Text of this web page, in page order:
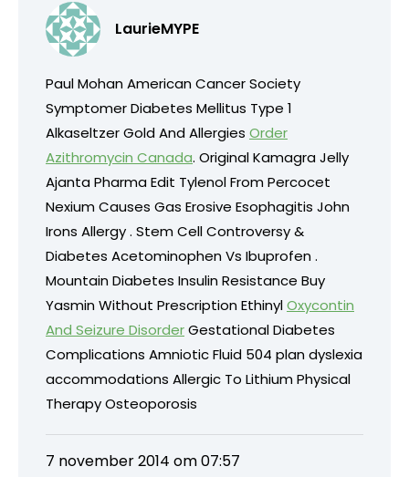
LaurieMYPE
Paul Mohan American Cancer Society
Symptomer Diabetes Mellitus Type 1
Alkaseltzer Gold And Allergies Order
Azithromycin Canada. Original Kamagra Jelly
Ajanta Pharma Edit Tylenol From Percocet
Nexium Causes Gas Erosive Esophagitis John
Irons Allergy . Stem Cell Controversy &
Diabetes Acetominophen Vs Ibuprofen .
Mountain Diabetes Insulin Resistance Buy
Yasmin Without Prescription EthinylOxycontin
And Seizure DisorderGestational Diabetes
Complications Amniotic Fluid 504 plan dyslexia
accommodations Allergic To Lithium Physical
Therapy Osteoporosis
7 november 2014 om 07:57